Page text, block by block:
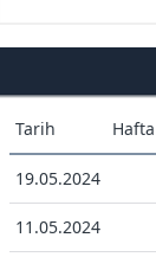
Tarih Hafta
19.05.2024
11.05.2024